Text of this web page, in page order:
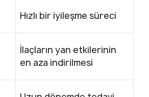
Hızlı bir iyileşme süreci
İlaçların yan etkilerinin
en aza indirilmesi